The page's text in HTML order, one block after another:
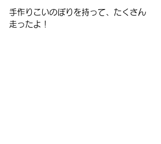
手作りこいのぼりを持って、たくさん
走ったよ！